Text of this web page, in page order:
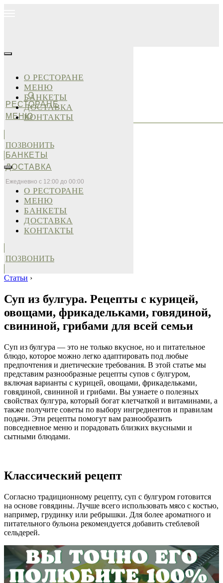
О
РЕСТОРАНЕ
МЕНЮ
БАНКЕТЫ
ДОСТАВКА
Ежедневно с 12:00 до 00:00
О РЕСТОРАНЕ
МЕНЮ
БАНКЕТЫ
ДОСТАВКА
КОНТАКТЫ
ПОЗВОНИТЬ
О РЕСТОРАНЕ
МЕНЮ
БАНКЕТЫ
ДОСТАВКА
КОНТАКТЫ
ПОЗВОНИТЬ
Статьи ›
Суп из булгура. Рецепты с курицей,
овощами, фрикадельками, говядиной,
свининой, грибами для всей семьи
Суп из булгура — это не только вкусное, но и питательное
блюдо, которое можно легко адаптировать под любые
предпочтения и диетические требования. В этой статье мы
представим разнообразные рецепты супов с булгуром,
включая варианты с курицей, овощами, фрикадельками,
говядиной, свининой и грибами. Вы узнаете о полезных
свойствах булгура, который богат клетчаткой и витаминами, а
также получите советы по выбору ингредиентов и правилам
подачи. Эти рецепты помогут вам разнообразить
повседневное меню и порадовать близких вкусными и
сытными блюдами.
Классический рецепт
Согласно традиционному рецепту, суп с булгуром готовится
на основе говядины. Лучше всего использовать мясо с костью,
например, грудинку или ребрышки. Для более ароматного и
питательного бульона рекомендуется добавить стеблевой
сельдерей.